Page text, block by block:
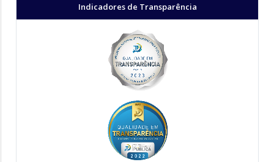
Indicadores de Transparência